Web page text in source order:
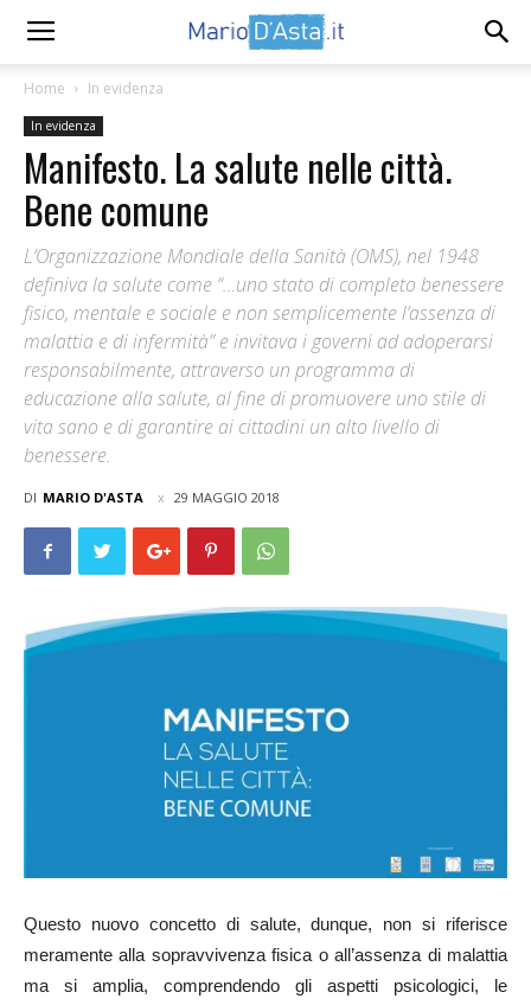
Home In evidenza
In evidenza
Manifesto. La salute nelle città.
Bene comune
L’Organizzazione Mondiale della Sanità (OMS), nel 1948
definiva la salute come “…uno stato di completo benessere
fisico, mentale e sociale e non semplicemente l’assenza di
malattia e di infermità” e invitava i governi ad adoperarsi
responsabilmente, attraverso un programma di
educazione alla salute, al fine di promuovere uno stile di
vita sano e di garantire ai cittadini un alto livello di
benessere.
DI MARIO D'ASTA 29 MAGGIO 2018
Questo nuovo concetto di salute, dunque, non si riferisce
meramente alla sopravvivenza fisica o all’assenza di malattia
ma si amplia, comprendendo gli aspetti psicologici, le